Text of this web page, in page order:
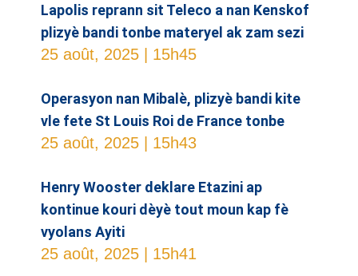
Lapolis reprann sit Teleco a nan Kenskof
plizyè bandi tonbe materyel ak zam sezi
25 août, 2025 15h45
Operasyon nan Mibalè, plizyè bandi kite
vle fete St Louis Roi de France tonbe
25 août, 2025 15h43
Henry Wooster deklare Etazini ap
kontinue kouri dèyè tout moun kap fè
vyolans Ayiti
25 août, 2025 15h41